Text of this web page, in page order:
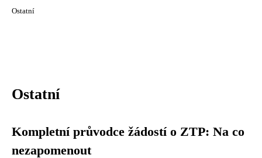
Ostatní
Ostatní
Kompletní průvodce žádostí o ZTP: Na co
nezapomenout